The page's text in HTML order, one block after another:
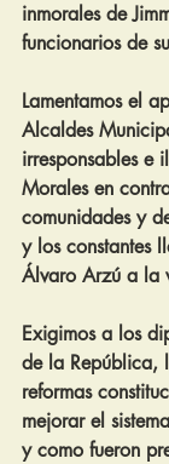
inmorales de
funcionarios de
Lamentamos el
Alcaldes
irresponsables e
Morales en
comunidades y
y los constantes
Álvaro Arzú a la
Exigimos a los
de la República,
reformas
mejorar el
y como fueron